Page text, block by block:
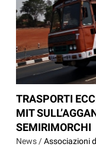
TRASPORTI
MIT
SEMIRIMORCHI
News /Associazioni